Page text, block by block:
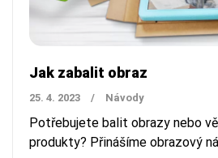
Jak zabalit obraz
25. 4. 2023 / Návody
Potřebujete balit obrazy nebo
produkty? Přinášíme obrazový